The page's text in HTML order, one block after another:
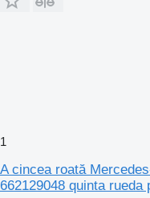
1
A cincea roată
662129048 quinta rueda